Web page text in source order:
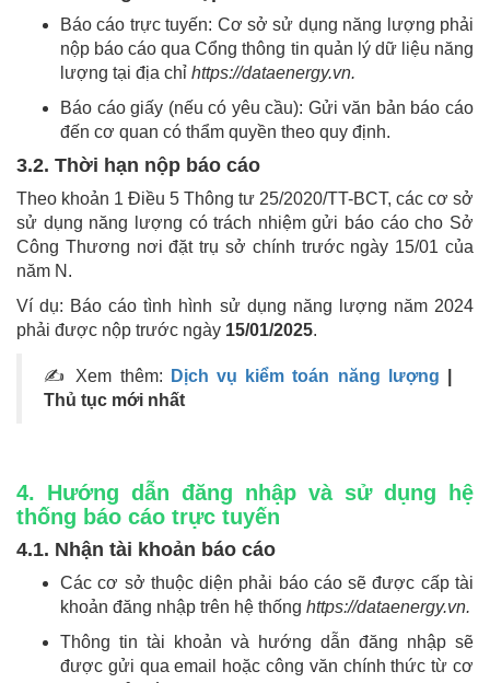
Báo cáo trực tuyến: Cơ sở sử dụng năng lượng phải
nộp báo cáo qua Cổng thông tin quản lý dữ liệu năng
lượng tại địa chỉ https://dataenergy.vn.
Báo cáo giấy (nếu có yêu cầu): Gửi văn bản báo cáo
đến cơ quan có thẩm quyền theo quy định.
3.2. Thời hạn nộp báo cáo
Theo khoản 1 Điều 5 Thông tư 25/2020/TT-BCT, các cơ sở
sử dụng năng lượng có trách nhiệm gửi báo cáo cho Sở
Công Thương nơi đặt trụ sở chính trước ngày 15/01 của
năm N.
Ví dụ: Báo cáo tình hình sử dụng năng lượng năm 2024
phải được nộp trước ngày 15/01/2025.
✍ Xem thêm: Dịch vụ kiểm toán năng lượng
Thủ tục mới nhất
4. Hướng dẫn đăng nhập và sử dụng hệ
thống báo cáo trực tuyến
4.1. Nhận tài khoản báo cáo
Các cơ sở thuộc diện phải báo cáo sẽ được cấp tài
khoản đăng nhập trên hệ thống https://dataenergy.vn.
Thông tin tài khoản và hướng dẫn đăng nhập sẽ
được gửi qua email hoặc công văn chính thức từ cơ